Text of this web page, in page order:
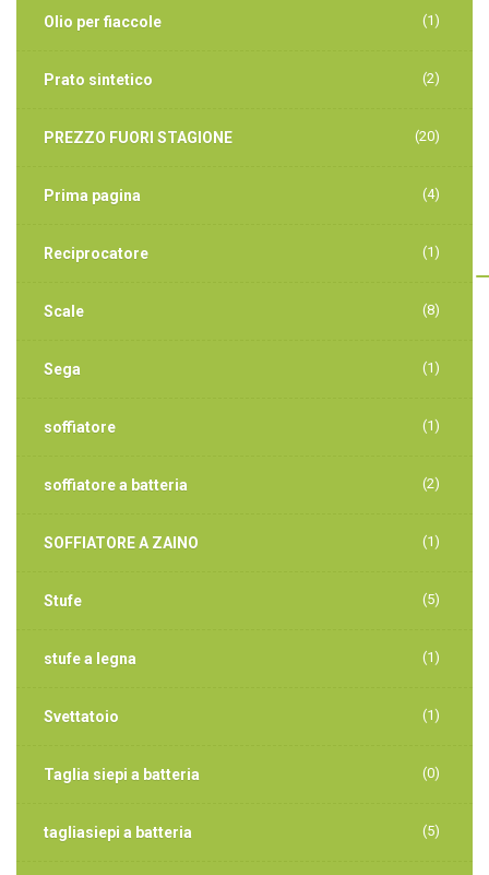
Olio per fiaccole (1)
Prato sintetico (2)
PREZZO FUORI STAGIONE (20)
Prima pagina (4)
Reciprocatore (1)
Scale (8)
Sega (1)
soffiatore (1)
soffiatore a batteria (2)
SOFFIATORE A ZAINO (1)
Stufe (5)
stufe a legna (1)
Svettatoio (1)
Taglia siepi a batteria (0)
tagliasiepi a batteria (5)